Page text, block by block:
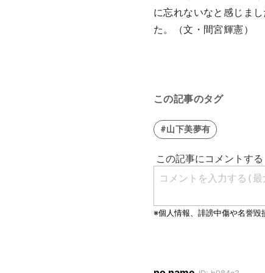
に忘れないなと感じま
た。（文・間宮輝憲）
この記事のタグ
#山下美夢有